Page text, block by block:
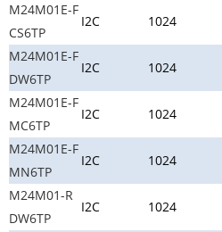
M24M01E-F
CS6TP
I2C 1024
M24M01E-F
DW6TP
I2C 1024
M24M01E-F
MC6TP
I2C 1024
M24M01E-F
MN6TP
I2C 1024
M24M01-R
DW6TP
I2C 1024